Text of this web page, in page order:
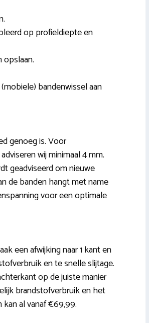
op profieldiepte en
bandenwissel aan
genoeg is. Voor
wij minimaal 4 mm.
geadviseerd om nieuwe
de banden hangt met name
voor een optimale
een afwijking naar 1 kant en
en te snelle slijtage.
op de juiste manier
brandstofverbruik en het
al vanaf €69,99.